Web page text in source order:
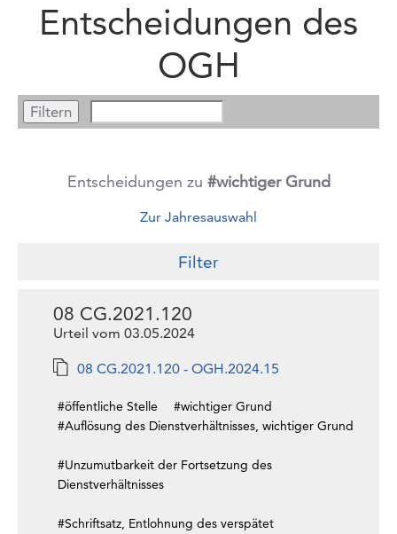
Entscheidungen des
OGH
Entscheidungen zu #wichtiger Grund
Zur Jahresauswahl
Filter
08 CG.2021.120
Urteil vom 03.05.2024
08 CG.2021.120 - OGH.2024.15
#öffentliche Stelle
#wichtiger Grund
#Auflösung des Dienstverhältnisses, wichtiger Grund
#Unzumutbarkeit der Fortsetzung des
Dienstverhältnisses
#Schriftsatz, Entlohnung des verspätet